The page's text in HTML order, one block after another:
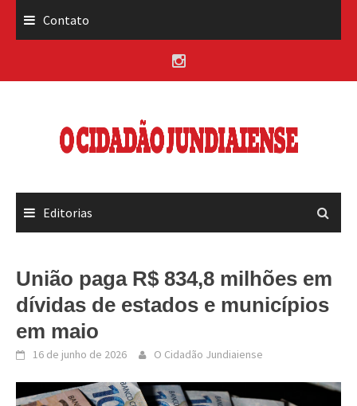
Contato
Editorias
União paga R$ 834,8 milhões em
dívidas de estados e municípios
em maio
16 de junho de 2026 O Cidadão Jundiaiense